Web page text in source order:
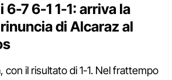
7 6-1 1-1: arriva la
di Alcaraz al
con il risultato di 1-1. Nel frattempo